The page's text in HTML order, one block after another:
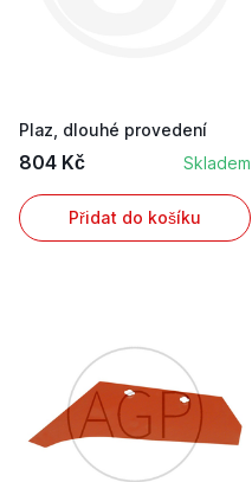
Plaz, dlouhé provedení
804 Kč Skladem
Přidat do košíku